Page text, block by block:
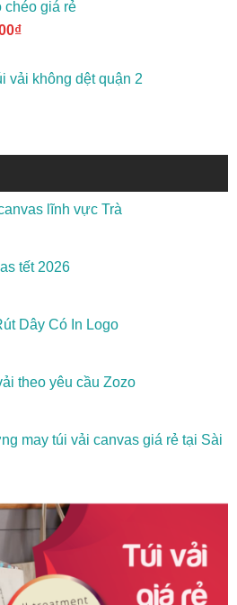
chéo giá rẻ
₫
vải không dệt quận 2
lĩnh vực Trà
tết 2026
Dây Có In Logo
theo yêu cầu Zozo
may túi vải canvas giá rẻ tại Sài